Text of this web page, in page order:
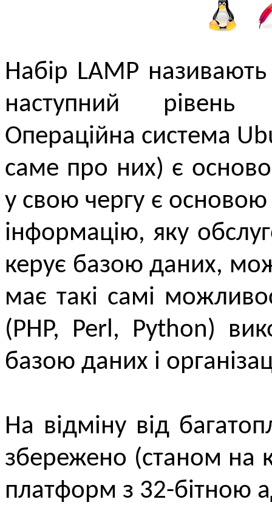
Набір LAMP
наступний рівень
Операційна система
саме про них) є
у свою чергу є
інформацію, яку
керує базою даних,
має такі самі
(PHP, Perl, Python)
базою даних і
На відміну від
збережено (станом на
платформ з 32-бітною